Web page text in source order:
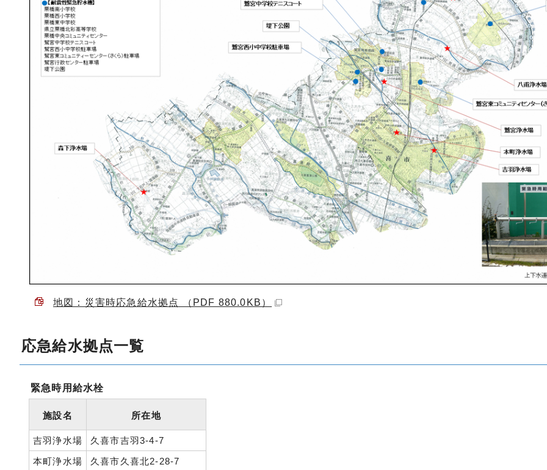
地図：災害時応急給水拠点 （PDF 880.0KB）
応急給水拠点一覧
緊急時用給水栓
施設名 所在地
吉羽浄水場
久喜市吉羽3-4-7
本町浄水場
久喜市久喜北2-28-7